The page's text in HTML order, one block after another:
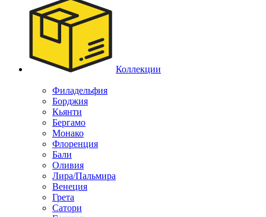
Коллекции
Филадельфия
Борджия
Кьянти
Бергамо
Монако
Флоренция
Бали
Оливия
Лира/Пальмира
Венеция
Грета
Сатори